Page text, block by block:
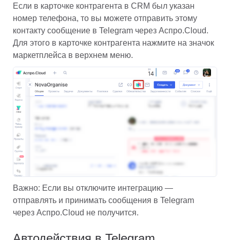
Если в карточке контрагента в CRM был указан
номер телефона, то вы можете отправить этому
контакту сообщение в Telegram через Аспро.Cloud.
Для этого в карточке контрагента нажмите на значок
маркетплейса в верхнем меню.
Важно: Если вы отключите интеграцию —
отправлять и принимать сообщения в Telegram
через Аспро.Cloud не получится.